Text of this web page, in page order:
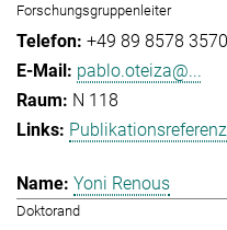
Forschungsgruppenleiter
+49 89 8578 3570
pablo.oteiza@...
N 118
Yoni Renous
Doktorand